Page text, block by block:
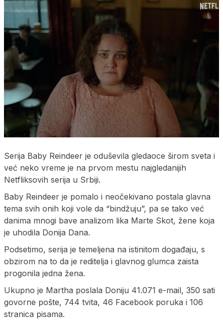
Serija Baby Reindeer je oduševila gledaoce širom sveta i
već neko vreme je na prvom mestu najgledanijih
Netfliksovih serija u Srbiji.
Baby Reindeer je pomalo i neočekivano postala glavna
tema svih onih koji vole da “bindžuju”, pa se tako već
danima mnogi bave analizom lika Marte Skot, žene koja
je uhodila Donija Dana.
Podsetimo, serija je temeljena na istinitom događaju, s
obzirom na to da je reditelja i glavnog glumca zaista
progonila jedna žena.
Ukupno je Martha poslala Doniju 41.071 e-mail, 350 sati
govorne pošte, 744 tvita, 46 Facebook poruka i 106
stranica pisama.